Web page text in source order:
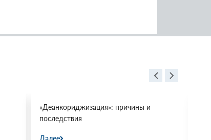
«Деанкориджизация»: причины и
последствия
Далее